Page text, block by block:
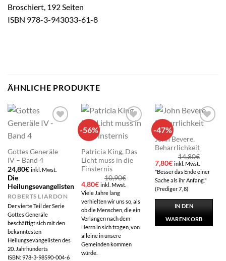
Broschiert, 192 Seiten
ISBN 978-3-943033-61-8
ÄHNLICHE PRODUKTE
Gottes Generäle
IV – Band 4
24,80€ inkl. Mwst.
Die
Heilungsevangelisten
ROBERTS LIARDON
Der vierte Teil der Serie
Gottes Generäle
beschäftigt sich mit den
bekanntesten
Heilungsevangelisten des
20. Jahrhunderts
ISBN: 978-3-98590-004-6
-56%
wishlist
Patricia King, Das
Licht muss in die
Finsternis
10,90€
Ursprünglicher
Preis
war:
10,90€
4,80€Aktueller
Preis
ist:
4,80€.
inkl. Mwst.
Viele Jahre lang
verhielten wir uns so, als
ob die Menschen, die ein
Verlangen nach dem
Herrn in sich tragen, von
alleine in unsere
Gemeinden kommen
würde.
-47%
John Bevere,
Beharrlichkeit
14,80€
Ursprünglicher
Preis
war:
14,80€
7,80€Aktueller
Preis
ist:
7,80€.
inkl. Mwst.
"Besser das Ende einer
Sache als ihr Anfang."
(Prediger 7, 8)
IN DEN
WARENKORB